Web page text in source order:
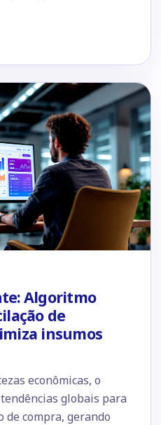
Algoritmo
de
insumos
econômicas, o
globais para
de compra, gerando